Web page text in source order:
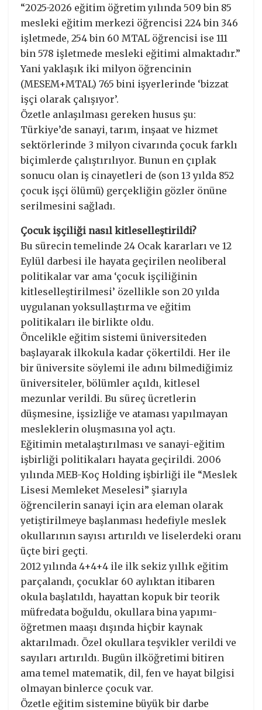
“2025-2026 eğitim öğretim yılında 509 bin 85
mesleki eğitim merkezi öğrencisi 224 bin 346
işletmede, 254 bin 60 MTAL öğrencisi ise 111
bin 578 işletmede mesleki eğitimi almaktadır.”
Yani yaklaşık iki milyon öğrencinin
(MESEM+MTAL) 765 bini işyerlerinde ‘bizzat
işçi olarak çalışıyor’.
Özetle anlaşılması gereken husus şu:
Türkiye’de sanayi, tarım, inşaat ve hizmet
sektörlerinde 3 milyon civarında çocuk farklı
biçimlerde çalıştırılıyor. Bunun en çıplak
sonucu olan iş cinayetleri de (son 13 yılda 852
çocuk işçi ölümü) gerçekliğin gözler önüne
serilmesini sağladı.
Çocuk işçiliği nasıl kitleselleştirildi?
Bu sürecin temelinde 24 Ocak kararları ve 12
Eylül darbesi ile hayata geçirilen neoliberal
politikalar var ama ‘çocuk işçiliğinin
kitleselleştirilmesi’ özellikle son 20 yılda
uygulanan yoksullaştırma ve eğitim
politikaları ile birlikte oldu.
Öncelikle eğitim sistemi üniversiteden
başlayarak ilkokula kadar çökertildi. Her ile
bir üniversite söylemi ile adını bilmediğimiz
üniversiteler, bölümler açıldı, kitlesel
mezunlar verildi. Bu süreç ücretlerin
düşmesine, işsizliğe ve ataması yapılmayan
mesleklerin oluşmasına yol açtı.
Eğitimin metalaştırılması ve sanayi-eğitim
işbirliği politikaları hayata geçirildi. 2006
yılında MEB-Koç Holding işbirliği ile “Meslek
Lisesi Memleket Meselesi” şiarıyla
öğrencilerin sanayi için ara eleman olarak
yetiştirilmeye başlanması hedefiyle meslek
okullarının sayısı artırıldı ve liselerdeki oranı
üçte biri geçti.
2012 yılında 4+4+4 ile ilk sekiz yıllık eğitim
parçalandı, çocuklar 60 aylıktan itibaren
okula başlatıldı, hayattan kopuk bir teorik
müfredata boğuldu, okullara bina yapımı-
öğretmen maaşı dışında hiçbir kaynak
aktarılmadı. Özel okullara teşvikler verildi ve
sayıları artırıldı. Bugün ilköğretimi bitiren
ama temel matematik, dil, fen ve hayat bilgisi
olmayan binlerce çocuk var.
Özetle eğitim sistemine büyük bir darbe